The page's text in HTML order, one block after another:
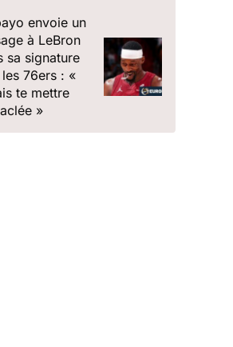
envoie un
à LeBron
sa signature
76ers : «
te mettre
»